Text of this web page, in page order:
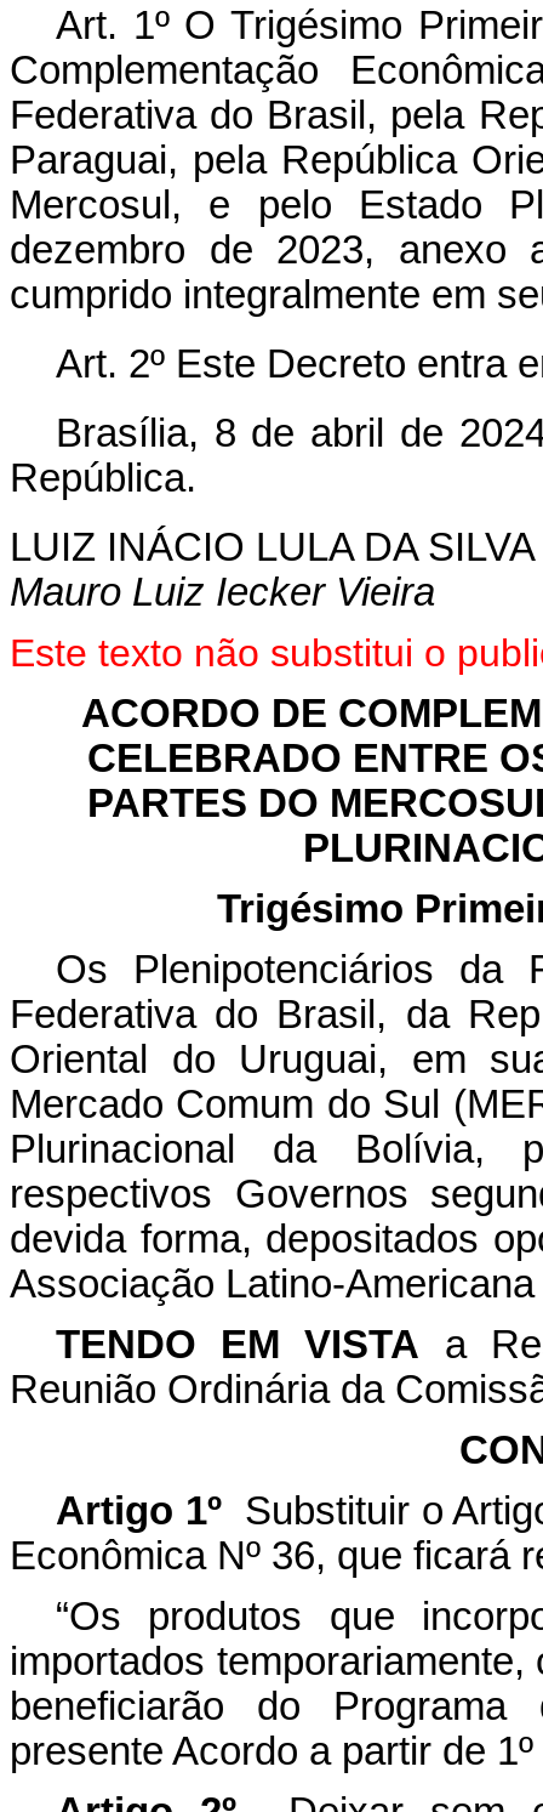
Art. 1º O Trigésimo
Complementação
Federativa do Brasil, pela
Paraguai, pela República
Mercosul, e pelo Estado
dezembro de 2023, anexo
cumprido integralmente em
Art. 2º Este Decreto entra
Brasília, 8 de abril de
República.
LUIZ INÁCIO LULA DA SILVA
Mauro Luiz Iecker Vieira
Este texto não substitui o
ACORDO DE
CELEBRADO ENTRE
PARTES DO
Trigésimo
Os Plenipotenciários da
Federativa do Brasil, da
Oriental do Uruguai, em
Mercado Comum do Sul
Plurinacional da Bolívia,
respectivos Governos
devida forma, depositados
Associação Latino-
TENDO EM VISTA a
Reunião Ordinária da
Artigo 1ºSubstituir o
Econômica Nº 36, que ficará
“Os produtos que
importados
beneficiarão do
presente Acordo a partir de